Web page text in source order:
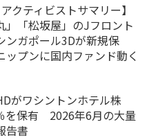
アクティビストサマリー】
」「松坂屋」のJフロント
ンガポール3Dが新規保
ップンに国内ファンド動く
がワシントンホテル株
を保有 2026年6月の大量
告書